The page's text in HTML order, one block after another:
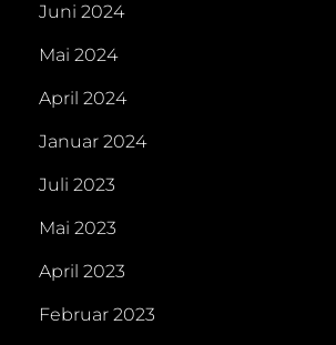
Juni 2024
Mai 2024
April 2024
Januar 2024
Juli 2023
Mai 2023
April 2023
Februar 2023